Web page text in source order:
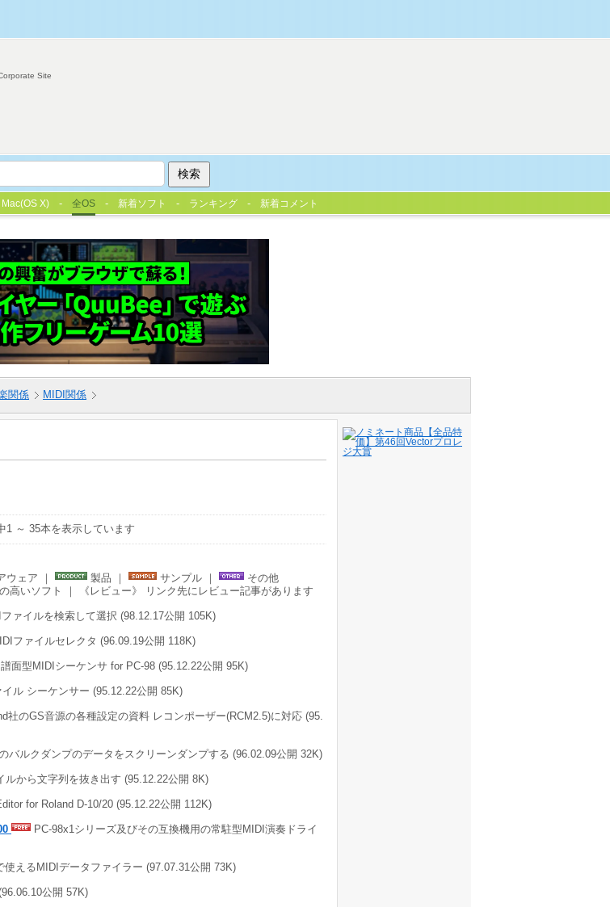
Site
Mac(OS X) 全OS 新着ソフト ランキング 新着コメント
関係 MIDI関係
1 ～ 35本を表示しています
ウェア ｜ 製品 ｜ サンプル ｜
その他
高いソフト ｜ 《レビュー》 リンク先にレビュー記事があります
ァイルを検索して選択 (98.12.17公開 105K)
ファイルセレクタ (96.09.19公開 118K)
譜面型MIDIシーケンサ for PC-98 (95.12.22公開 95K)
ル シーケンサー (95.12.22公開 85K)
社のGS音源の各種設定の資料 レコンポーザー(RCM2.5)に対応 (95.
バルクダンプのデータをスクリーンダンプする (96.02.09公開 32K)
ルから文字列を抜き出す (95.12.22公開 8K)
for Roland D-10/20 (95.12.22公開 112K)
PC-98x1シリーズ及びその互換機用の常駐型MIDI演奏ドライ
使えるMIDIデータファイラー (97.07.31公開 73K)
公開 57K)